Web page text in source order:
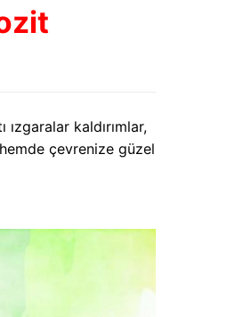
kaldırımlar,
çevrenize güzel